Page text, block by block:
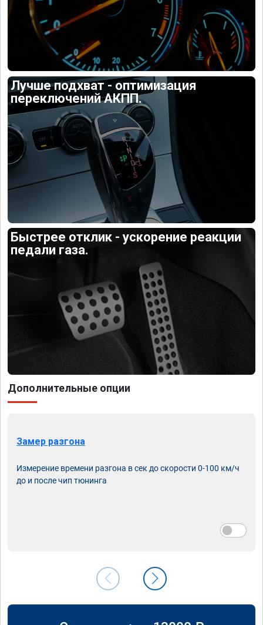
Лучше подхват - оптимизация
переключений АКПП.
Быстрее отклик - ускорение реакции
педали газа.
Дополнительные опции
Замер разгона
Измерение времени разгона в сек до скорости 0-100 км/ч
до и после чип тюнинга